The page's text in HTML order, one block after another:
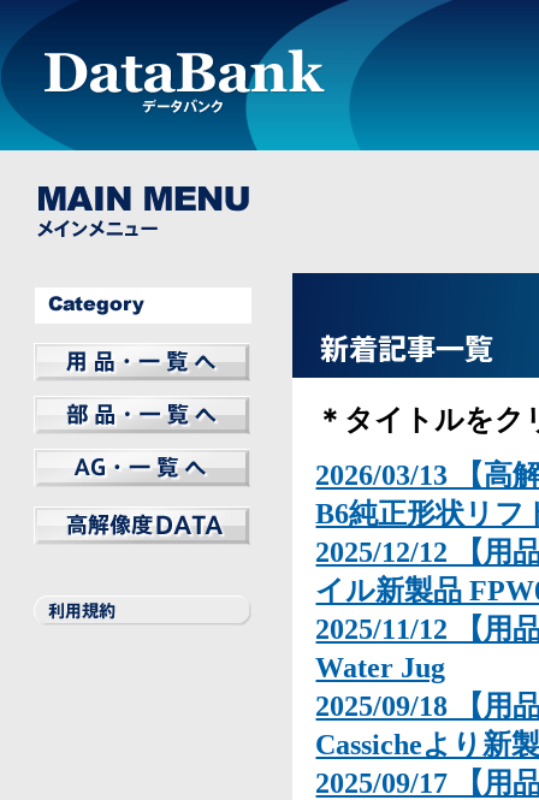
＊タイトルをク
2026/03/13 【高
B6純正形状リフ
2025/12/12 【用
イル新製品
2025/11/12 【用
Water Jug
2025/09/18 【用
Cassicheより新
2025/09/17 【用